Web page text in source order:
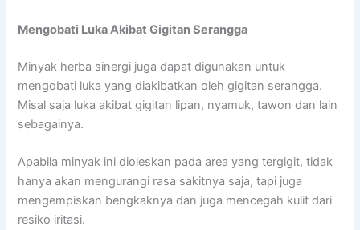
Mengobati Luka Akibat Gigitan Serangga
Minyak herba sinergi juga dapat digunakan untuk
mengobati luka yang diakibatkan oleh gigitan serangga.
Misal saja luka akibat gigitan lipan, nyamuk, tawon dan lain
sebagainya.
Apabila minyak ini dioleskan pada area yang tergigit, tidak
hanya akan mengurangi rasa sakitnya saja, tapi juga
mengempiskan bengkaknya dan juga mencegah kulit dari
resiko iritasi.